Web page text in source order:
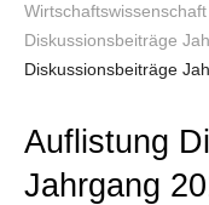
Diskussionsbeiträge
Diskussionsbeiträge
Auflistung
Jahrgang